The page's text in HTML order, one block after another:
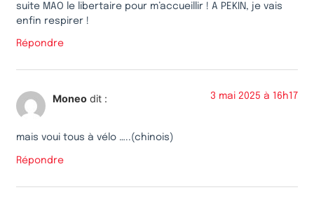
suite MAO le libertaire pour m’accueillir ! A PEKIN, je vais
enfin respirer !
Répondre
Moneo dit : 3 mai 2025 à 16h17
mais voui tous à vélo …..(chinois)
Répondre